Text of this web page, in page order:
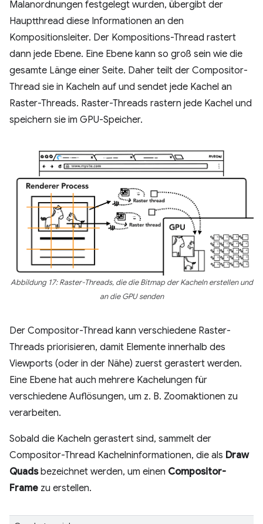
Malanordnungen festgelegt wurden, übergibt der
Hauptthread diese Informationen an den
Kompositionsleiter. Der Kompositions-Thread rastert
dann jede Ebene. Eine Ebene kann so groß sein wie die
gesamte Länge einer Seite. Daher teilt der Compositor-
Thread sie in Kacheln auf und sendet jede Kachel an
Raster-Threads. Raster-Threads rastern jede Kachel und
speichern sie im GPU-Speicher.
Abbildung 17: Raster-Threads, die die Bitmap der Kacheln erstellen und
an die GPU senden
Der Compositor-Thread kann verschiedene Raster-
Threads priorisieren, damit Elemente innerhalb des
Viewports (oder in der Nähe) zuerst gerastert werden.
Eine Ebene hat auch mehrere Kachelungen für
verschiedene Auflösungen, um z. B. Zoomaktionen zu
verarbeiten.
Sobald die Kacheln gerastert sind, sammelt der
Compositor-Thread Kachelninformationen, die als Draw
Quadsbezeichnet werden, um einen Compositor-
Frame zu erstellen.